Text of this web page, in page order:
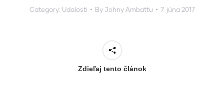
Category: Udalosti By Johny Ambattu 7. júna 2017
Zdieľaj tento článok